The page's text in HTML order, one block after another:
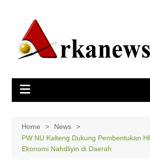
Home
News
PW NU Kalteng Dukung Pembentukan
Ekonomi Nahdliyin di Daerah